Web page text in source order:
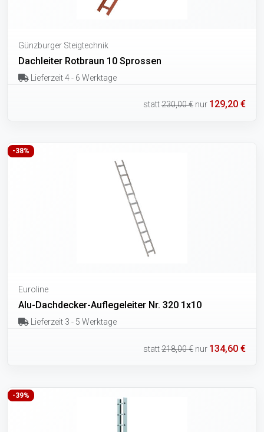
Günzburger Steigtechnik
Dachleiter Rotbraun 10 Sprossen
Lieferzeit 4 - 6 Werktage
statt230,00 € nur 129,20 €
-38%
Euroline
Alu-Dachdecker-Auflegeleiter Nr. 320 1x10
Lieferzeit 3 - 5 Werktage
statt218,00 € nur 134,60 €
-39%